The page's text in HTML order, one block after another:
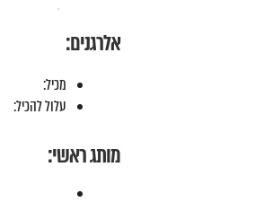
אלרגנים:
מכיל:
עלול להכיל:
מותג ראשי: